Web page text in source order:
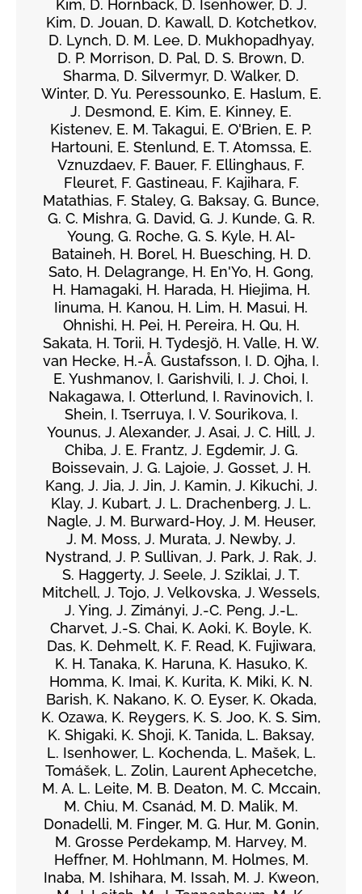
Kim, D. Hornback, D. Isenhower, D. J.
Kim, D. Jouan, D. Kawall, D. Kotchetkov,
D. Lynch, D. M. Lee, D. Mukhopadhyay,
D. P. Morrison, D. Pal, D. S. Brown, D.
Sharma, D. Silvermyr, D. Walker, D.
Winter, D. Yu. Peressounko, E. Haslum, E.
J. Desmond, E. Kim, E. Kinney, E.
Kistenev, E. M. Takagui, E. O'Brien, E. P.
Hartouni, E. Stenlund, E. T. Atomssa, E.
Vznuzdaev, F. Bauer, F. Ellinghaus, F.
Fleuret, F. Gastineau, F. Kajihara, F.
Matathias, F. Staley, G. Baksay, G. Bunce,
G. C. Mishra, G. David, G. J. Kunde, G. R.
Young, G. Roche, G. S. Kyle, H. Al-
Bataineh, H. Borel, H. Buesching, H. D.
Sato, H. Delagrange, H. En'Yo, H. Gong,
H. Hamagaki, H. Harada, H. Hiejima, H.
Iinuma, H. Kanou, H. Lim, H. Masui, H.
Ohnishi, H. Pei, H. Pereira, H. Qu, H.
Sakata, H. Torii, H. Tydesjö, H. Valle, H. W.
van Hecke, H.-Å. Gustafsson, I. D. Ojha, I.
E. Yushmanov, I. Garishvili, I. J. Choi, I.
Nakagawa, I. Otterlund, I. Ravinovich, I.
Shein, I. Tserruya, I. V. Sourikova, I.
Younus, J. Alexander, J. Asai, J. C. Hill, J.
Chiba, J. E. Frantz, J. Egdemir, J. G.
Boissevain, J. G. Lajoie, J. Gosset, J. H.
Kang, J. Jia, J. Jin, J. Kamin, J. Kikuchi, J.
Klay, J. Kubart, J. L. Drachenberg, J. L.
Nagle, J. M. Burward-Hoy, J. M. Heuser,
J. M. Moss, J. Murata, J. Newby, J.
Nystrand, J. P. Sullivan, J. Park, J. Rak, J.
S. Haggerty, J. Seele, J. Sziklai, J. T.
Mitchell, J. Tojo, J. Velkovska, J. Wessels,
J. Ying, J. Zimányi, J.-C. Peng, J.-L.
Charvet, J.-S. Chai, K. Aoki, K. Boyle, K.
Das, K. Dehmelt, K. F. Read, K. Fujiwara,
K. H. Tanaka, K. Haruna, K. Hasuko, K.
Homma, K. Imai, K. Kurita, K. Miki, K. N.
Barish, K. Nakano, K. O. Eyser, K. Okada,
K. Ozawa, K. Reygers, K. S. Joo, K. S. Sim,
K. Shigaki, K. Shoji, K. Tanida, L. Baksay,
L. Isenhower, L. Kochenda, L. Mašek, L.
Tomášek, L. Zolin, Laurent Aphecetche,
M. A. L. Leite, M. B. Deaton, M. C. Mccain,
M. Chiu, M. Csanád, M. D. Malik, M.
Donadelli, M. Finger, M. G. Hur, M. Gonin,
M. Grosse Perdekamp, M. Harvey, M.
Heffner, M. Hohlmann, M. Holmes, M.
Inaba, M. Ishihara, M. Issah, M. J. Kweon,